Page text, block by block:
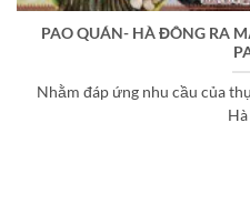
PAO QUÁN- HÀ ĐÔNG RA
Nhằm đáp ứng nhu cầu của
Hà